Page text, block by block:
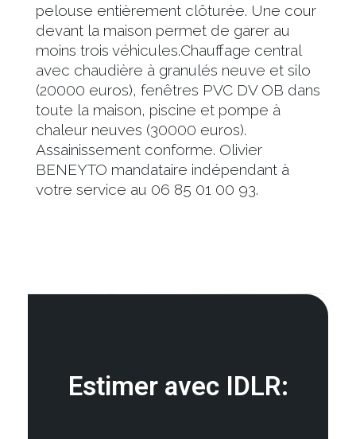
pelouse entièrement clôturée. Une cour
devant la maison permet de garer au
moins trois véhicules.Chauffage central
avec chaudière à granulés neuve et silo
(20000 euros), fenêtres PVC DV OB dans
toute la maison, piscine et pompe à
chaleur neuves (30000 euros).
Assainissement conforme. Olivier
BENEYTO mandataire indépendant à
votre service au 06 85 01 00 93.
Estimer avec IDLR: